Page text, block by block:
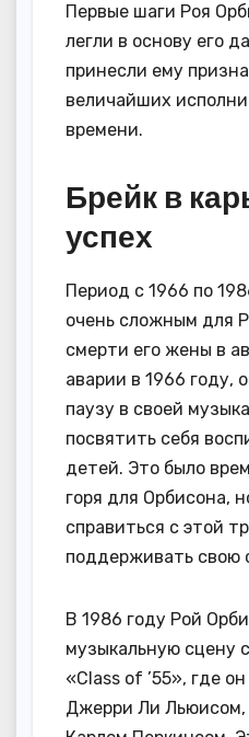
Первые шаги Роя
легли в основу его
принесли ему
величайших
времени.
Брейк в
успех
Период с 1966 по
очень сложным для
смерти его жены в
аварии в 1966 году,
паузу в своей
посвятить себя
детей. Это было
горя для Орбисона,
справиться с этой
поддерживать свою
В 1986 году Рой
музыкальную сцену
«Class of ’55», где
Джерри Ли